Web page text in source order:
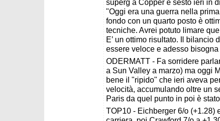
superg a Copper e sesto ieri in
"Oggi era una guerra nella
fondo con un quarto posto è
tecniche. Avrei potuto limare
E’ un ottimo risultato. Il bilancio
essere veloce e adesso
ODERMATT - Fa sorridere
a Sun Valley a marzo) ma oggi
bene il "ripido" che ieri aveva
velocità, accumulando oltre un
Paris da quel punto in poi è
TOP10 - Eichberger 6/o